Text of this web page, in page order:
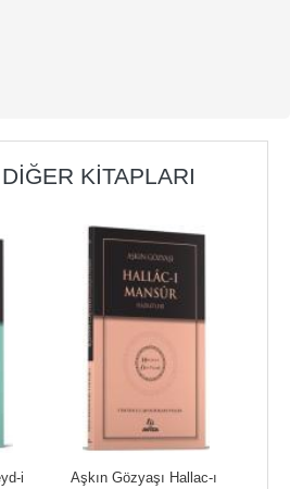
KITAPLARI
i
Aşkın Gözyaşı Hallac-ı